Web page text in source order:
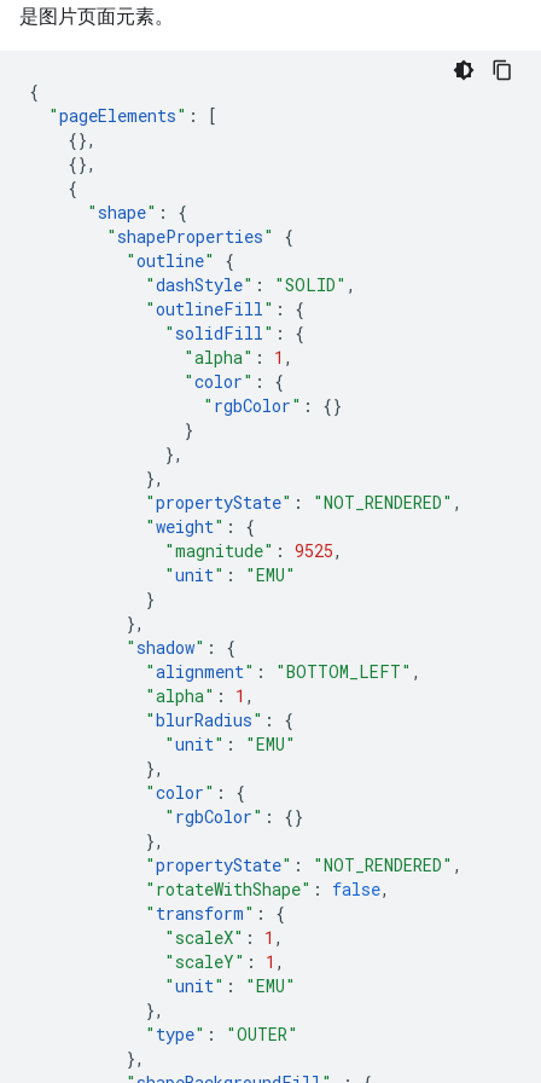
是图片页面元素。
{
"pageElements" :
[
{},
{},
{
"shape" :
{
"shapeProperties"
{
"outline"
{
"dashStyle" : "SOLID" ,
"outlineFill" :
{
"solidFill" :
{
"alpha" : 1 ,
"color" :
{
" rgbColor" :
{}
}
},
},
"propertyState" : "NOT_RENDERED" ,
"weight" :
{
"magnitude" : 9525,
"unit" :
"EMU"
}
},
"shadow" :
{
"alignment" : "BOTTOM_LEFT" ,
"alpha" : 1 ,
"blurRadius" :
{
"unit" :
"EMU"
},
"color" :
{
" rgbColor" :
{}
},
"propertyState" : "NOT_RENDERED" ,
"rotateWithShape" : false,
" transform" :
{
"scaleX" : 1 ,
"scaleY" : 1 ,
"unit" :
"EMU"
},
" type" :
"OUTER"
},